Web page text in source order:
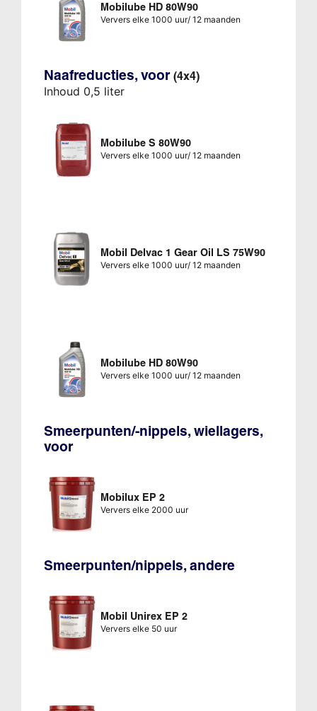
Mobilube HD 80W90
Ververs elke 1000 uur/ 12 maanden
Naafreducties, voor (4x4)
Inhoud 0,5 liter
Mobilube S 80W90
Ververs elke 1000 uur/ 12 maanden
Mobil Delvac 1 Gear Oil LS 75W90
Ververs elke 1000 uur/ 12 maanden
Mobilube HD 80W90
Ververs elke 1000 uur/ 12 maanden
Smeerpunten/-nippels, wiellagers,
voor
Mobilux EP 2
Ververs elke 2000 uur
Smeerpunten/nippels, andere
Mobil Unirex EP 2
Ververs elke 50 uur